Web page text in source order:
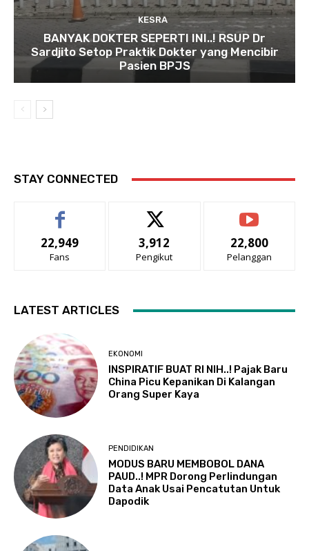
KESRA
BANYAK DOKTER SEPERTI INI..! RSUP Dr
Sardjito Setop Praktik Dokter yang Mencibir
Pasien BPJS
STAY CONNECTED
22,949
Fans
3,912
Pengikut
22,800
Pelanggan
LATEST ARTICLES
EKONOMI
INSPIRATIF BUAT RI NIH..! Pajak Baru
China Picu Kepanikan Di Kalangan
Orang Super Kaya
PENDIDIKAN
MODUS BARU MEMBOBOL DANA
PAUD..! MPR Dorong Perlindungan
Data Anak Usai Pencatutan Untuk
Dapodik